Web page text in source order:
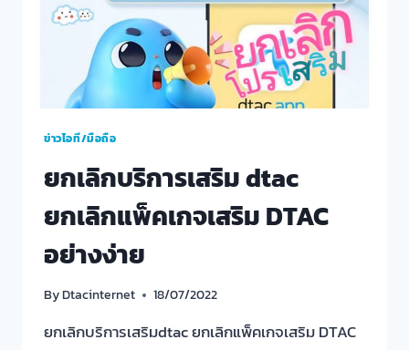
ต้น
เพียง99
บาท
ข่าวไอที/มือถือ
ยกเลิกบริการเสริม dtac
ยกเลิกแพ็คเกจเสริม DTAC
อย่างง่าย
ByDtacinternet 18/07/2022
ยกเลิกบริการเสริมdtac ยกเลิกแพ็คเกจเสริม DTAC